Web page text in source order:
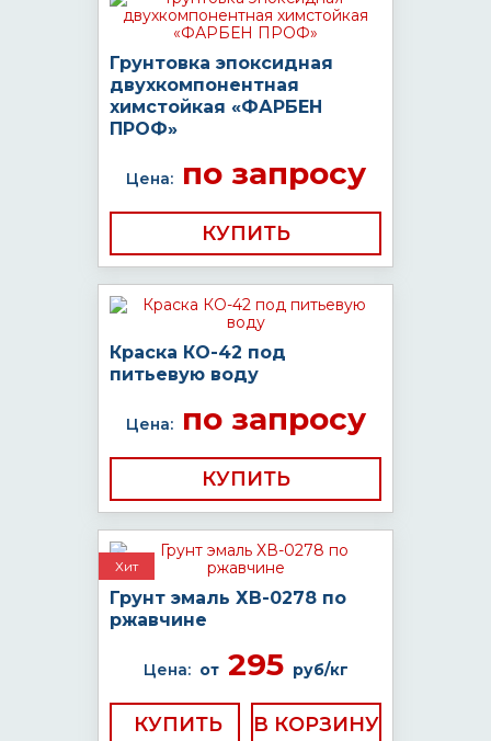
Грунтовка эпоксидная
двухкомпонентная
химстойкая «ФАРБЕН
ПРОФ»
Цена:по запросу
КУПИТЬ
Краска КО-42 под
питьевую воду
Цена:по запросу
КУПИТЬ
Хит
Грунт эмаль ХВ-0278 по
ржавчине
Цена: от295 руб/кг
КУПИТЬ